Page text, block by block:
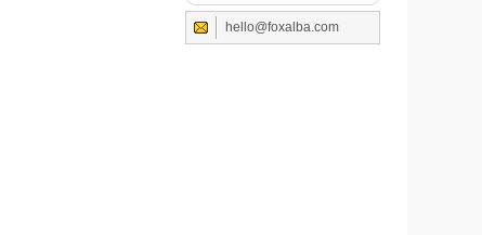
hello@foxalba.com